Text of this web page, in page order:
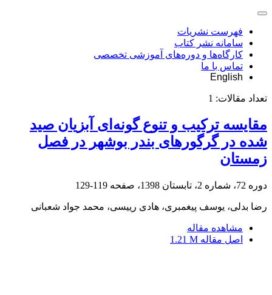
فهرست نشریات
سامانه نشر کتاب
کارگاه‌ها و دوره‌های آموزشی تخصصی
تماس با ما
English
تعداد مقالات: 1
مقایسه ترکیب و تنوع گونه‌ای آبزیان صید
شده در گرگورهای بندر بوشهر در فصل
زمستان
دوره 72، شماره 2، تابستان 1398، صفحه 119-129
رضا بدلی، یوسف پیغمبری، هادی رییسی، محمد جواد شعبانی
مشاهده مقاله
اصل مقاله 1.21 M